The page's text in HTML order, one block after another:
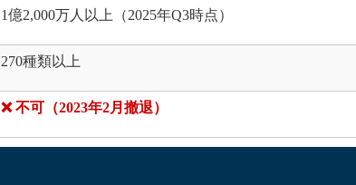
1億2,000万人以上（2025年Q3時点）
270種類以上
❌ 不可（2023年2月撤退）